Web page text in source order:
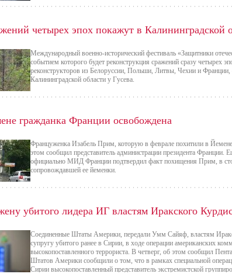
четырех эпох покажут в Калининградской
Международный военно-исторический фестиваль «Защитники
событием которого будет реконструкция сражений сразу четырех
реконструкторов из Белоруссии, Польши, Литвы, Чехии и Франции,
Калининградской области у Гусева.
гражданка Франции освобождена
Француженка Изабель Прим, которую в феврале похитили в
этом сообщил представитель администрации президента Франции.
официально МИД Франции подтвердил факт похищения Прим, в
сопровождавшей ее йеменки.
убитого лидера ИГ властям Иракского
Соединенные Штаты Америки, передали Умм Сайяф, властям
супругу убитого ранее в Сирии, в ходе операции американских
высокопоставленного террориста. В четверг, об этом сообщил
Штатов Америки сообщили о том, что в рамках специальной
Сирии высокопоставленный представитель экстремистской